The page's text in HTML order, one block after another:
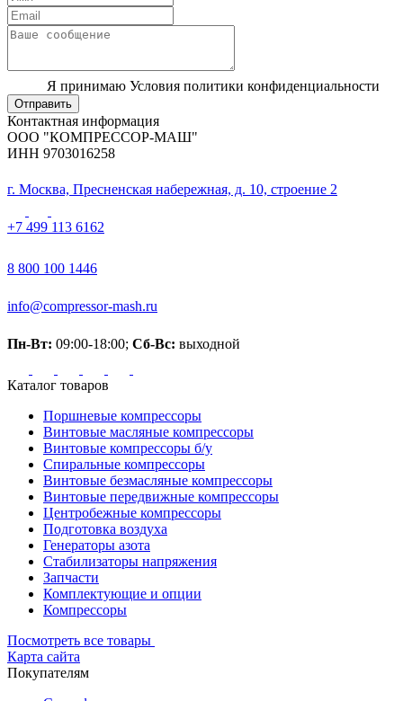
Я принимаю Условия политики конфиденциальности
Отправить
Контактная информация
ООО "КОМПРЕССОР-МАШ"
ИНН 9703016258
г. Москва, Пресненская набережная, д. 10, строение 2
+7 499 113 6162
8 800 100 1446
info@compressor-mash.ru
Пн-Вт: 09:00-18:00; Сб-Вс: выходной
Каталог товаров
Поршневые компрессоры
Винтовые масляные компрессоры
Винтовые компрессоры б/у
Спиральные компрессоры
Винтовые безмасляные компрессоры
Винтовые передвижные компрессоры
Центробежные компрессоры
Подготовка воздуха
Генераторы азота
Стабилизаторы напряжения
Запчасти
Комплектующие и опции
Компрессоры
Посмотреть все товары
Карта сайта
Покупателям